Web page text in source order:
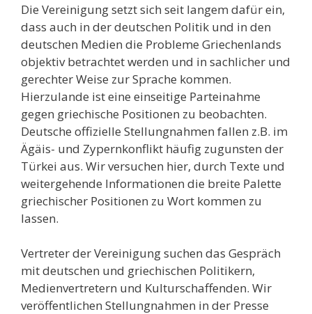
Die Vereinigung setzt sich seit langem dafür ein,
dass auch in der deutschen Politik und in den
deutschen Medien die Probleme Griechenlands
objektiv betrachtet werden und in sachlicher und
gerechter Weise zur Sprache kommen.
Hierzulande ist eine einseitige Parteinahme
gegen griechische Positionen zu beobachten.
Deutsche offizielle Stellungnahmen fallen z.B. im
Ägäis- und Zypernkonflikt häufig zugunsten der
Türkei aus. Wir versuchen hier, durch Texte und
weitergehende Informationen die breite Palette
griechischer Positionen zu Wort kommen zu
lassen.
Vertreter der Vereinigung suchen das Gespräch
mit deutschen und griechischen Politikern,
Medienvertretern und Kulturschaffenden. Wir
veröffentlichen Stellungnahmen in der Presse